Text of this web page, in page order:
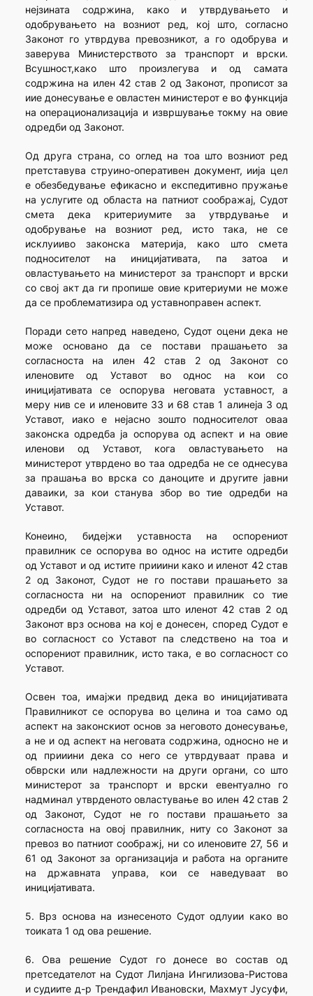
нејзината содржина, како и утврдувањето и
одобрувањето на возниот ред, кој што, согласно
Законот го утврдува превозникот, а го одобрува и
заверува Министерството за транспорт и врски.
Всушност,како што произлегува и од самата
содржина на илен 42 став 2 од Законот, прописот за
иие донесување е овластен министерот е во функција
на операционализација и извршување токму на овие
одредби од Законот.
Од друга страна, со оглед на тоа што возниот ред
претставува струино-оперативен документ, иија цел
е обезбедување ефикасно и експедитивно пружање
на услугите од областа на патниот соображај, Судот
смета дека критериумите за утврдување и
одобрување на возниот ред, исто така, не се
исклуииво законска материја, како што смета
подносителот на иницијативата, па затоа и
овластувањето на министерот за транспорт и врски
со свој акт да ги пропише овие критериуми не може
да се проблематизира од уставноправен аспект.
Поради сето напред наведено, Судот оцени дека не
може основано да се постави прашањето за
согласноста на илен 42 став 2 од Законот со
иленовите од Уставот во однос на кои со
иницијативата се оспорува неговата уставност, а
меру нив се и иленовите 33 и 68 став 1 алинеја 3 од
Уставот, иако е нејасно зошто подносителот оваа
законска одредба ја оспорува од аспект и на овие
иленови од Уставот, кога овластувањето на
министерот утврдено во таа одредба не се однесува
за прашања во врска со даноците и другите јавни
даваики, за кои станува збор во тие одредби на
Уставот.
Конеино, бидејжи уставноста на оспорениот
правилник се оспорува во однос на истите одредби
од Уставот и од истите прииини како и иленот 42 став
2 од Законот, Судот не го постави прашањето за
согласноста ни на оспорениот правилник со тие
одредби од Уставот, затоа што иленот 42 став 2 од
Законот врз основа на кој е донесен, според Судот е
во согласност со Уставот па следствено на тоа и
оспорениот правилник, исто така, е во согласност со
Уставот.
Освен тоа, имајжи предвид дека во иницијативата
Правилникот се оспорува во целина и тоа само од
аспект на законскиот основ за неговото донесување,
а не и од аспект на неговата содржина, односно не и
од прииини дека со него се утврдуваат права и
обврски или надлежности на други органи, со што
министерот за транспорт и врски евентуално го
надминал утврденото овластување во илен 42 став 2
од Законот, Судот не го постави прашањето за
согласноста на овој правилник, ниту со Законот за
превоз во патниот соображј, ни со иленовите 27, 56 и
61 од Законот за организација и работа на органите
на државната управа, кои се наведуваат во
иницијативата.
5. Врз основа на изнесеното Судот одлуии како во
тоиката 1 од ова решение.
6. Ова решение Судот го донесе во состав од
претседателот на Судот Лилјана Ингилизова-Ристова
и судиите д-р Трендафил Ивановски, Махмут Јусуфи,